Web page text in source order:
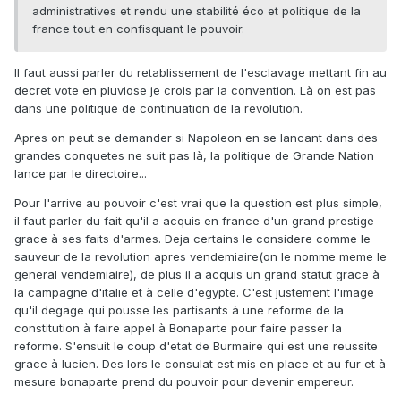
administratives et rendu une stabilité éco et politique de la
france tout en confisquant le pouvoir.
Il faut aussi parler du retablissement de l'esclavage mettant fin au
decret vote en pluviose je crois par la convention. Là on est pas
dans une politique de continuation de la revolution.
Apres on peut se demander si Napoleon en se lancant dans des
grandes conquetes ne suit pas là, la politique de Grande Nation
lance par le directoire...
Pour l'arrive au pouvoir c'est vrai que la question est plus simple,
il faut parler du fait qu'il a acquis en france d'un grand prestige
grace à ses faits d'armes. Deja certains le considere comme le
sauveur de la revolution apres vendemiaire(on le nomme meme le
general vendemiaire), de plus il a acquis un grand statut grace à
la campagne d'italie et à celle d'egypte. C'est justement l'image
qu'il degage qui pousse les partisants à une reforme de la
constitution à faire appel à Bonaparte pour faire passer la
reforme. S'ensuit le coup d'etat de Burmaire qui est une reussite
grace à lucien. Des lors le consulat est mis en place et au fur et à
mesure bonaparte prend du pouvoir pour devenir empereur.